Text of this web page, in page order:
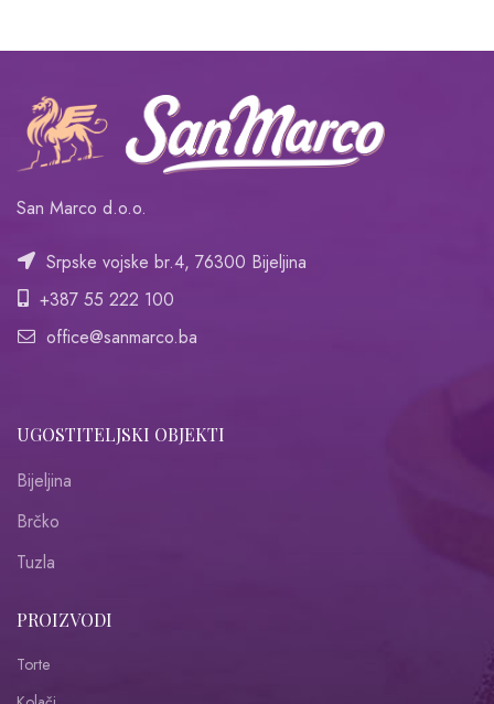
San Marco d.o.o.
Srpske vojske br.4, 76300 Bijeljina
+387 55 222 100
office@sanmarco.ba
UGOSTITELJSKI OBJEKTI
Bijeljina
Brčko
Tuzla
PROIZVODI
Torte